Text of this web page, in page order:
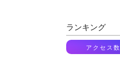
ランキング
アクセス数